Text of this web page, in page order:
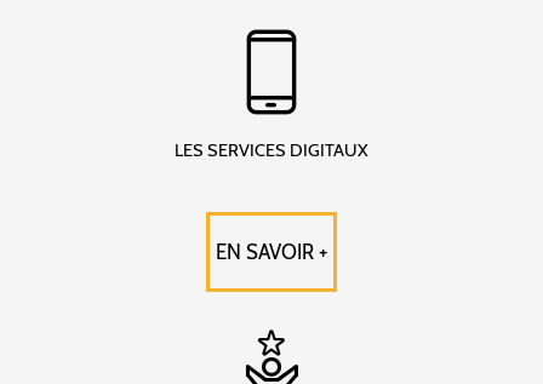
LES SERVICES DIGITAUX
EN SAVOIR +